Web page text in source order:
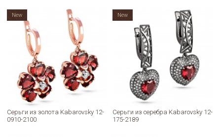
Серьги из золота Kabarovsky 12-
0910-2100
New
Серьги из серебра Kabarovsky 12-
175-2189
New